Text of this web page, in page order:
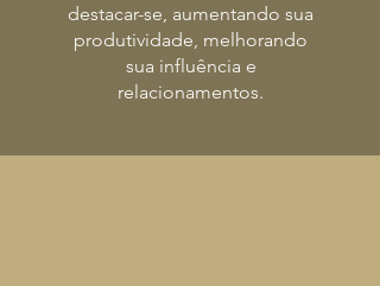
destacar-se, aumentando sua
produtividade, melhorando
sua influência e
relacionamentos.